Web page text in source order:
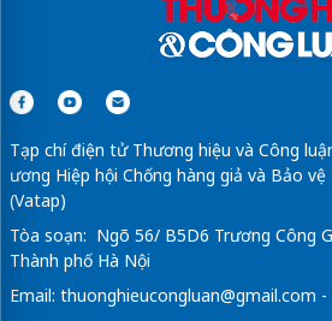
Tạp chí điện tử Thương hiệu và Công
ương Hiệp hội Chống hàng giả và Bảo
(Vatap)
Tòa soạn: Ngõ 56/ B5D6 Trương Công
Thành phố Hà Nội
Email: thuonghieucongluan@gmail.com -